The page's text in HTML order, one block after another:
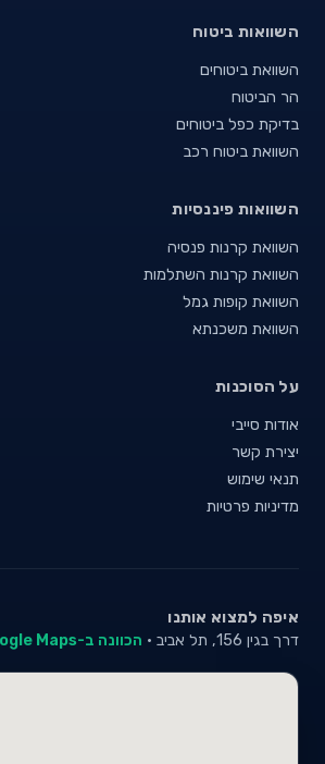
השוואות ביטוח
השוואת ביטוחים
הר הביטוח
בדיקת כפל ביטוחים
השוואת ביטוח רכב
השוואות פיננסיות
השוואת קרנות פנסיה
השוואת קרנות השתלמות
השוואת קופות גמל
השוואת משכנתא
על הסוכנות
אודות סייבי
יצירת קשר
תנאי שימוש
מדיניות פרטיות
איפה למצוא אותנו
דרך בגין 156, תל אביב · הכוונה ב-Google Maps ←